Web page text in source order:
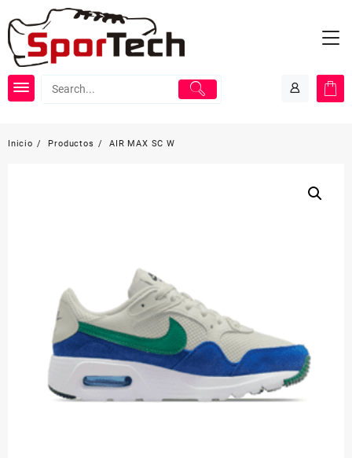
al
contenido
Inicio Productos AIR MAX SC W